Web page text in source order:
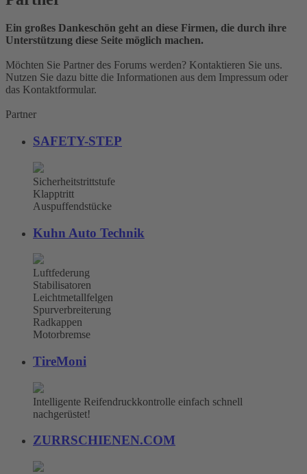
Ein großes Dankeschön geht an diese Firmen, die durch ihre
Unterstützung diese Seite möglich machen.
Möchten Sie Partner des Forums werden? Kontaktieren Sie uns.
Nutzen Sie dazu bitte die Informationen aus dem Impressum oder
das Kontaktformular.
Partner
SAFETY-STEP
Sicherheitstrittstufe
Klapptritt
Auspuffendstücke
Kuhn Auto Technik
Luftfederung
Stabilisatoren
Leichtmetallfelgen
Spurverbreiterung
Radkappen
Motorbremse
TireMoni
Intelligente Reifendruckkontrolle einfach schnell
nachgerüstet!
ZURRSCHIENEN.COM